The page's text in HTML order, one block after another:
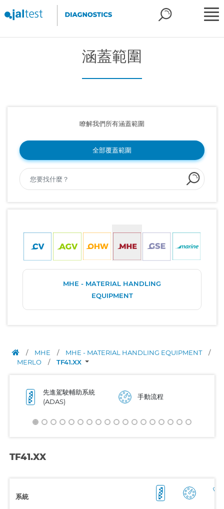
涵蓋範圍
瞭解我們所有涵蓋範圍
全部覆蓋範圍
MHE - MATERIAL HANDLING
EQUIPMENT
/ MHE / MHE - MATERIAL HANDLING EQUIPMENT
/
MERLO
/ TF41.XX
先進駕駛輔助系統
(ADAS)
手動流程
TF41.XX
系統